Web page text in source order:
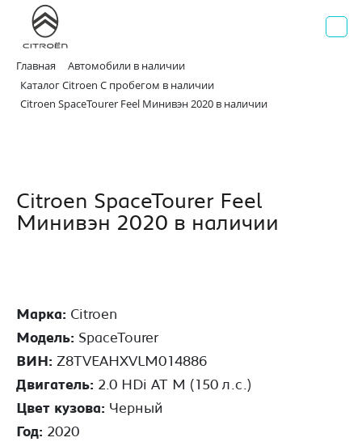
Главная
Автомобили в наличии
Каталог Citroen С пробегом в наличии
Citroen SpaceTourer Feel Минивэн 2020 в наличии
Citroen SpaceTourer Feel
Минивэн 2020 в наличии
Марка: Citroen
Модель: SpaceTourer
ВИН: Z8TVEAHXVLM014886
Двигатель: 2.0 HDi AT M (150 л.с.)
Цвет кузова: Черный
Год: 2020